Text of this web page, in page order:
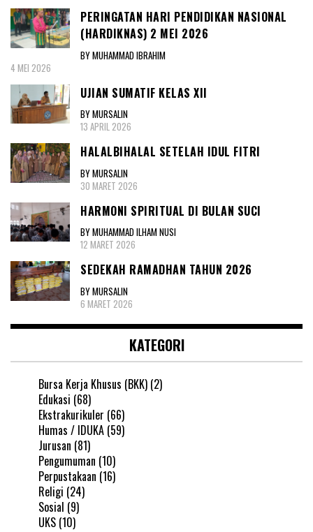
PERINGATAN HARI PENDIDIKAN NASIONAL
(HARDIKNAS) 2 MEI 2026
BY MUHAMMAD IBRAHIM
4 MEI 2026
UJIAN SUMATIF KELAS XII
BY MURSALIN
13 APRIL 2026
HALALBIHALAL SETELAH IDUL FITRI
BY MURSALIN
30 MARET 2026
HARMONI SPIRITUAL DI BULAN SUCI
BY MUHAMMAD ILHAM NUSI
12 MARET 2026
SEDEKAH RAMADHAN TAHUN 2026
BY MURSALIN
6 MARET 2026
KATEGORI
Bursa Kerja Khusus (BKK) (2)
Edukasi (68)
Ekstrakurikuler (66)
Humas / IDUKA (59)
Jurusan (81)
Pengumuman (10)
Perpustakaan (16)
Religi (24)
Sosial (9)
UKS (10)